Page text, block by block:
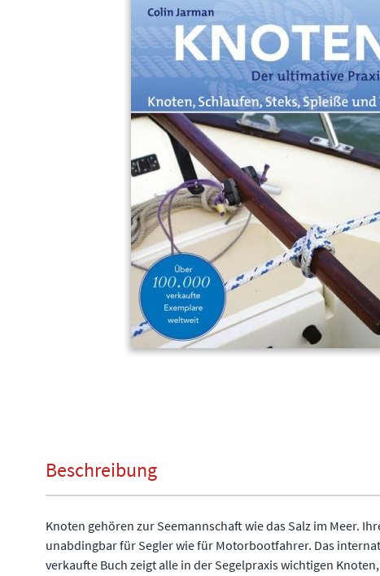
Beschreibung
Knoten gehören zur Seemannschaft wie das Salz im Meer.
unabdingbar für Segler wie für Motorbootfahrer. Das
verkaufte Buch zeigt alle in der Segelpraxis wichtigen